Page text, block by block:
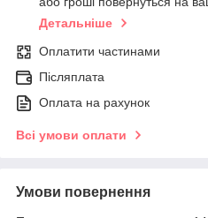
Детальніше
Оплатити частинами
Післяплата
Оплата на рахунок
Всі умови оплати
Умови повернення